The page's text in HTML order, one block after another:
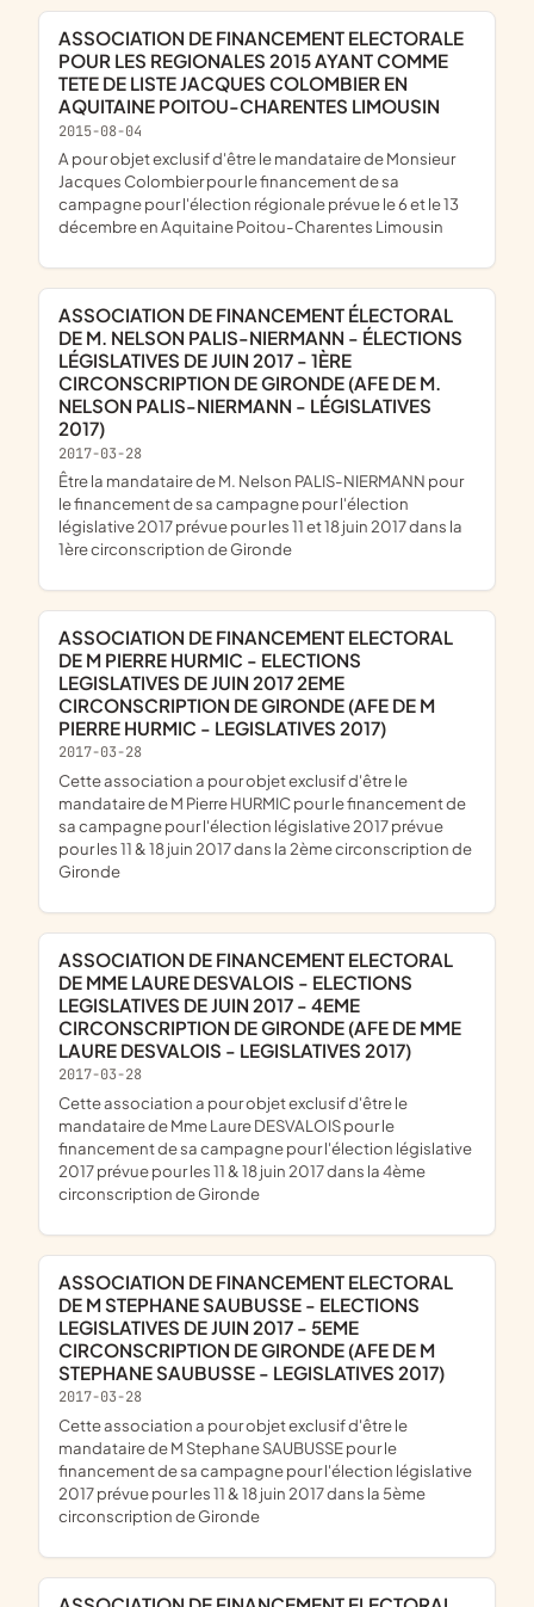
ASSOCIATION DE FINANCEMENT ELECTORALE
POUR LES REGIONALES 2015 AYANT COMME
TETE DE LISTE JACQUES COLOMBIER EN
AQUITAINE POITOU-CHARENTES LIMOUSIN
2015-08-04
a pour objet exclusif d'être le mandataire de Monsieur
Jacques Colombier pour le financement de sa
campagne pour l'élection régionale prévue le 6 et le 13
décembre en Aquitaine Poitou-Charentes Limousin
ASSOCIATION DE FINANCEMENT ÉLECTORAL
DE M. NELSON PALIS-NIERMANN - ÉLECTIONS
LÉGISLATIVES DE JUIN 2017 - 1ÈRE
CIRCONSCRIPTION DE GIRONDE (AFE DE M.
NELSON PALIS-NIERMANN - LÉGISLATIVES
2017)
2017-03-28
être la mandataire de M. Nelson PALIS-NIERMANN pour
le financement de sa campagne pour l'élection
législative 2017 prévue pour les 11 et 18 juin 2017 dans la
1ère circonscription de Gironde
ASSOCIATION DE FINANCEMENT ELECTORAL
DE M PIERRE HURMIC - ELECTIONS
LEGISLATIVES DE JUIN 2017 2EME
CIRCONSCRIPTION DE GIRONDE (AFE DE M
PIERRE HURMIC - LEGISLATIVES 2017)
2017-03-28
cette association a pour objet exclusif d'être le
mandataire de M Pierre HURMIC pour le financement de
sa campagne pour l'élection législative 2017 prévue
pour les 11 & 18 juin 2017 dans la 2ème circonscription de
Gironde
ASSOCIATION DE FINANCEMENT ELECTORAL
DE MME LAURE DESVALOIS - ELECTIONS
LEGISLATIVES DE JUIN 2017 - 4EME
CIRCONSCRIPTION DE GIRONDE (AFE DE MME
LAURE DESVALOIS - LEGISLATIVES 2017)
2017-03-28
cette association a pour objet exclusif d'être le
mandataire de Mme Laure DESVALOIS pour le
financement de sa campagne pour l'élection législative
2017 prévue pour les 11 & 18 juin 2017 dans la 4ème
circonscription de Gironde
ASSOCIATION DE FINANCEMENT ELECTORAL
DE M STEPHANE SAUBUSSE - ELECTIONS
LEGISLATIVES DE JUIN 2017 - 5EME
CIRCONSCRIPTION DE GIRONDE (AFE DE M
STEPHANE SAUBUSSE - LEGISLATIVES 2017)
2017-03-28
cette association a pour objet exclusif d'être le
mandataire de M Stephane SAUBUSSE pour le
financement de sa campagne pour l'élection législative
2017 prévue pour les 11 & 18 juin 2017 dans la 5ème
circonscription de Gironde